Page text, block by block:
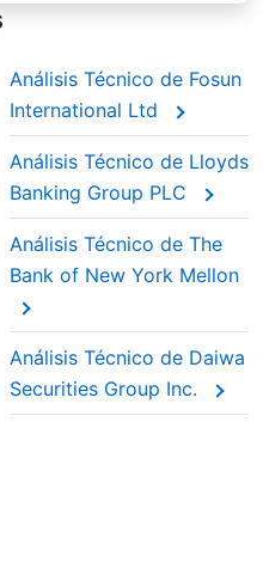
Financial Corp.
resultados, los
con mayor
Análisis Técnico de Fosun
International Ltd
Análisis Técnico de Lloyds
Banking Group PLC
Análisis Técnico de The
Bank of New York Mellon
Análisis Técnico de Daiwa
Securities Group Inc.